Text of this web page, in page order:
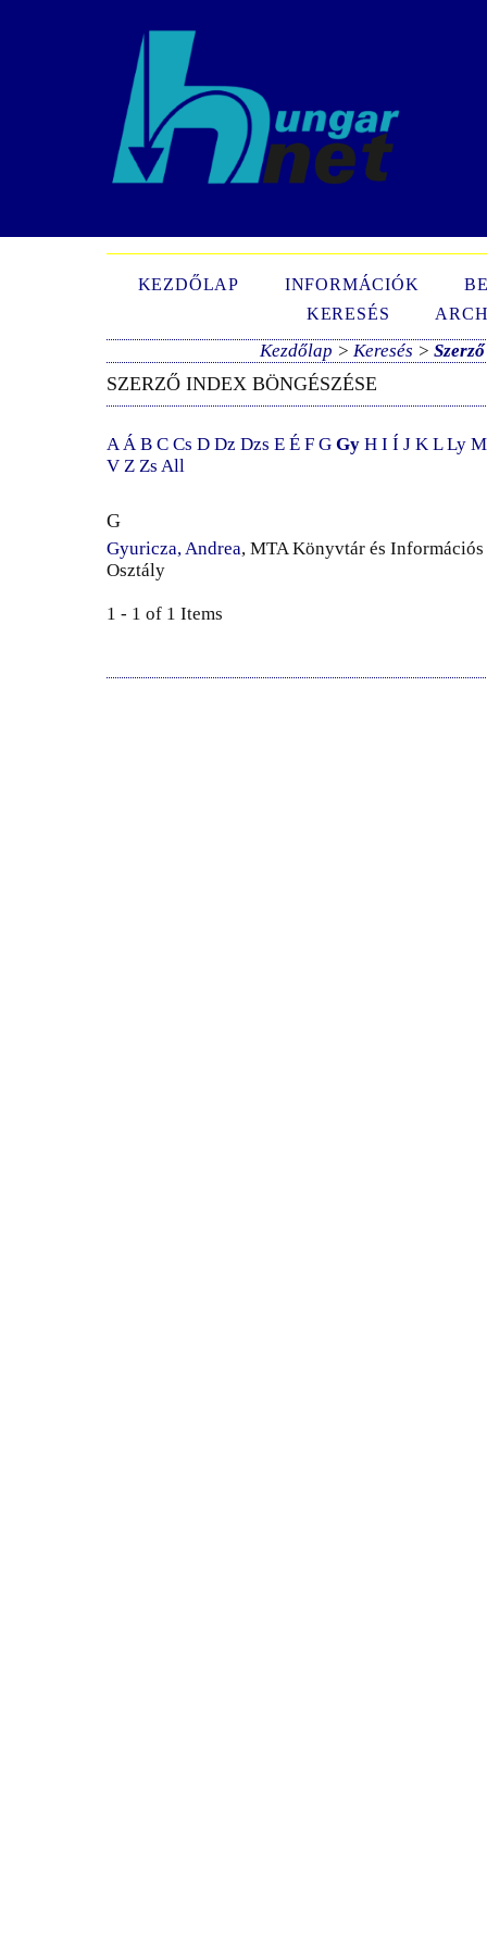
KEZDŐLAP INFORMÁCIÓK
KERESÉS
Kezdőlap > Keresés >
SZERZŐ INDEX BÖNGÉSZÉSE
A Á B C Cs D Dz Dzs E É F G Gy H I Í J K L Ly M
V Z Zs All
G
Gyuricza, Andrea, MTA Könyvtár és
Osztály
1 - 1 of 1 Items